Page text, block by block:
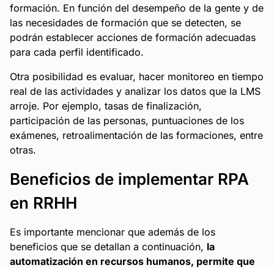
formación. En función del desempeño de la gente y de
las necesidades de formación que se detecten, se
podrán establecer acciones de formación adecuadas
para cada perfil identificado.
Otra posibilidad es evaluar, hacer monitoreo en tiempo
real de las actividades y analizar los datos que la LMS
arroje. Por ejemplo, tasas de finalización,
participación de las personas, puntuaciones de los
exámenes, retroalimentación de las formaciones, entre
otras.
Beneficios de implementar RPA
en RRHH
Es importante mencionar que además de los
beneficios que se detallan a continuación, la
automatización en recursos humanos, permite que